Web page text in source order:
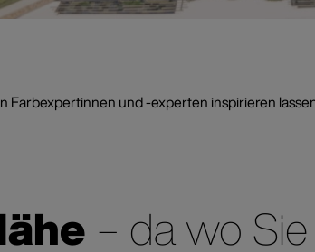
und -experten inspirieren
– da wo